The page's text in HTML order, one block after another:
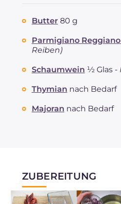
Butter 80 g
Parmigiano Reggiano
Reiben)
Schaumwein ½ Glas -
Thymian nach Bedarf
Majoran nach Bedarf
ZUBEREITUNG